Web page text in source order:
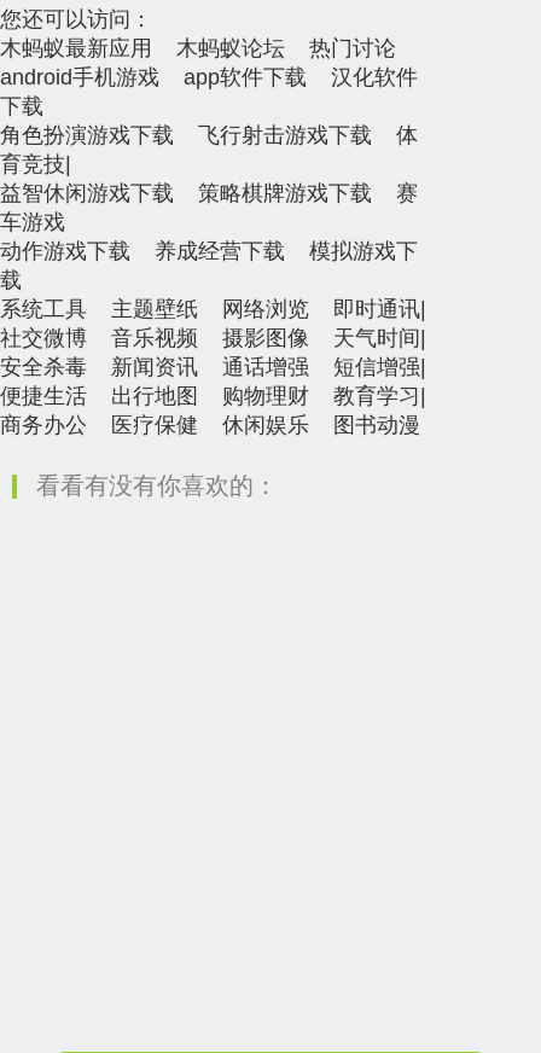
您还可以访问：
木蚂蚁最新应用
木蚂蚁论坛
热门讨论
android手机游戏
app软件下载
汉化软件
下载
角色扮演游戏下载
飞行射击游戏下载
体
育竞技
益智休闲游戏下载
策略棋牌游戏下载
赛
车游戏
动作游戏下载
养成经营下载
模拟游戏下
载
系统工具
主题壁纸 网络浏览 即时通讯
社交微博
音乐视频 摄影图像 天气时间
安全杀毒
新闻资讯 通话增强 短信增强
便捷生活
出行地图 购物理财 教育学习
商务办公
医疗保健 休闲娱乐 图书动漫
看看有没有你喜欢的：